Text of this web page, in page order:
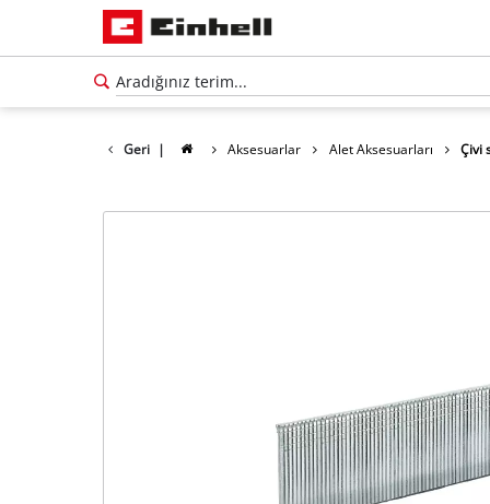
Geri | Aksesuarlar Alet Aksesuarları Çivi